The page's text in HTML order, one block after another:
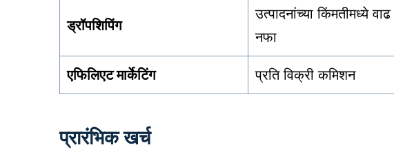
ड्रॉपशिपिंग
उत्पादनांच्या किंमतीमध्ये
नफा
एफिलिएट मार्केटिंग प्रति विक्री कमिशन
प्रारंभिक खर्च